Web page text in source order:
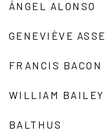
ÁNGEL ALONSO
GENEVIÈVE ASSE
FRANCIS BACON
WILLIAM BAILEY
BALTHUS